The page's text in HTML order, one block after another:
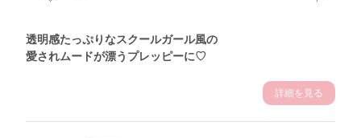
透明感たっぷりなスクールガール風の
愛されムードが漂うプレッピーに♡
詳細を見る